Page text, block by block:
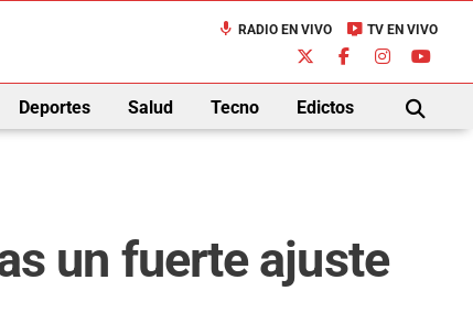
mic RADIO EN VIVO live_tv TV EN VIVO
Deportes Salud Tecno Edictos
BUSCAR
un fuerte ajuste